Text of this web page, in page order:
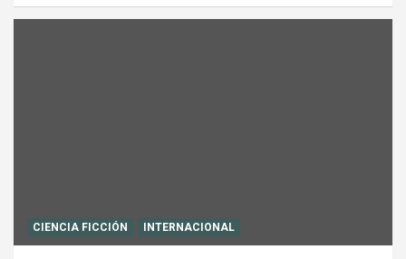
CIENCIA FICCIÓN INTERNACIONAL